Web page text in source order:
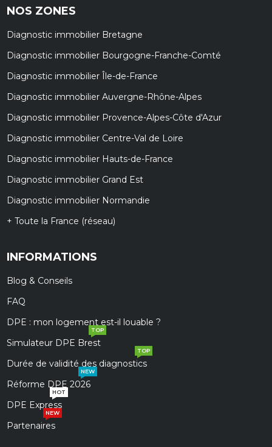
NOS ZONES
Diagnostic immobilier Bretagne
Diagnostic immobilier Bourgogne-Franche-Comté
Diagnostic immobilier Île-de-France
Diagnostic immobilier Auvergne-Rhône-Alpes
Diagnostic immobilier Provence-Alpes-Côte d'Azur
Diagnostic immobilier Centre-Val de Loire
Diagnostic immobilier Hauts-de-France
Diagnostic immobilier Grand Est
Diagnostic immobilier Normandie
+ Toute la France (réseau)
INFORMATIONS
Blog & Conseils
FAQ
DPE : mon logement est-il louable ?
Simulateur DPE Brest
TOP
Durée de validité des diagnostics
TOP
Réforme DPE 2026
NEW
DPE Express
HOT
Partenaires
NEW